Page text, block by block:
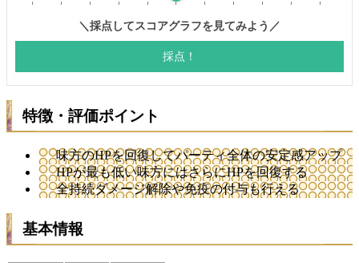
特徴・評価ポイント
味方のHPを回復してパーティ全体の安定感アップ
HPが最も低い味方にはさらにHPを回復する
全持続ダメージ解除や免疫の付与も行える
基本情報